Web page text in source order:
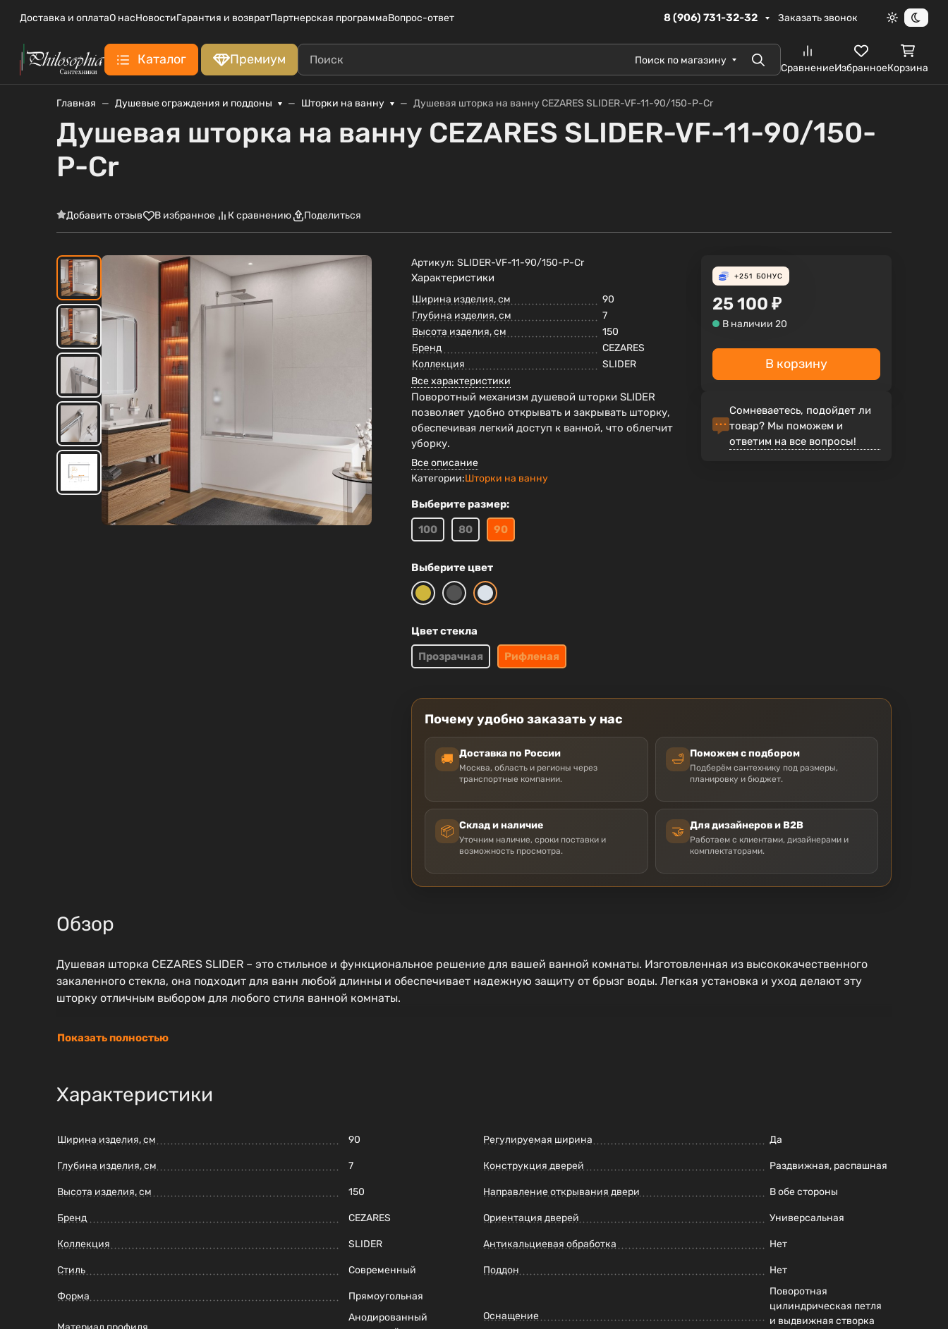
Доставка и оплатаО насНовостиГарантия и возвратПартнерская программаВопрос-ответ 8 (906) 731-32-32 Заказать звонок
Светлая
Каталог Премиум Поиск по магазину ПоискСравнениеИзбранноеКорзина
Главная Душевые ограждения и поддоны Шторки на ванну Душевая шторка на ванну CEZARES SLIDER-VF-11-90/150-P-Cr
Душевая шторка на ванну CEZARES SLIDER-VF-11-90/150-
P-Cr
Добавить отзыв В избранное К сравнению Поделиться
Артикул: SLIDER-VF-11-90/150-P-Cr
Характеристики
Ширина изделия, см
90
Глубина изделия, см
7
Высота изделия, см
150
Бренд
CEZARES
Коллекция
SLIDER
Все характеристики
Поворотный механизм душевой шторки SLIDER
позволяет удобно открывать и закрывать шторку,
обеспечивая легкий доступ к ванной, что облегчит
уборку.
Все описание
Категории:Шторки на ванну
Выберите размер:
100
80 90
Выберите цвет
Цвет стекла
Прозрачная
Рифленая
+251 БОНУС
25 100 ₽
В наличии 20
В корзину
Сомневаетесь, подойдет ли
товар? Мы поможем и
ответим на все вопросы!
Почему удобно заказать у нас
🚚 Доставка по России
Москва, область и регионы через
транспортные компании.
🛁 Поможем с подбором
Подберём сантехнику под размеры,
планировку и бюджет.
📦 Склад и наличие
Уточним наличие, сроки поставки и
возможность просмотра.
🤝 Для дизайнеров и B2B
Работаем с клиентами, дизайнерами и
комплектаторами.
Обзор
Душевая шторка CEZARES SLIDER – это стильное и функциональное решение для вашей ванной комнаты. Изготовленная из высококачественного
закаленного стекла, она подходит для ванн любой длинны и обеспечивает надежную защиту от брызг воды. Легкая установка и уход делают эту
шторку отличным выбором для любого стиля ванной комнаты.
Показать полностью
Характеристики
Ширина изделия, см 90
Глубина изделия, см 7
Высота изделия, см 150
Бренд CEZARES
Коллекция SLIDER
Стиль Современный
Форма Прямоугольная
Анодированный
Регулируемая ширина Да
Конструкция дверей Раздвижная, распашная
Направление открывания двери В обе стороны
Ориентация дверей Универсальная
Антикальциевая обработка Нет
Поддон Нет
Оснащение
Поворотная
цилиндрическая петля
и выдвижная створка